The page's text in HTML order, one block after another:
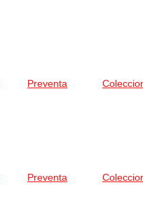
Preventa
Preventa